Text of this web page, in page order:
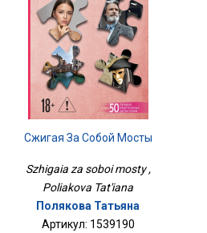
Сжигая За Собой Мосты
Szhigaia za soboi mosty ,
Poliakova Tat'iana
Полякова Татьяна
Артикул: 1539190